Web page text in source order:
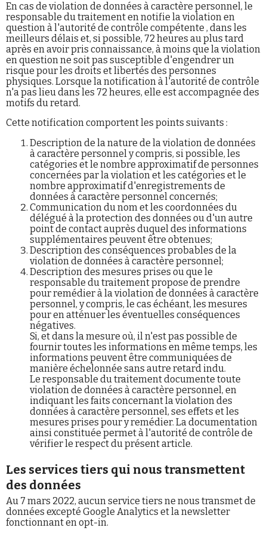
En cas de violation de données à caractère personnel, le
responsable du traitement en notifie la violation en
question à l'autorité de contrôle compétente , dans les
meilleurs délais et, si possible, 72 heures au plus tard
après en avoir pris connaissance, à moins que la violation
en question ne soit pas susceptible d'engendrer un
risque pour les droits et libertés des personnes
physiques. Lorsque la notification à l'autorité de contrôle
n'a pas lieu dans les 72 heures, elle est accompagnée des
motifs du retard.
Cette notification comportent les points suivants :
Description de la nature de la violation de données
à caractère personnel y compris, si possible, les
catégories et le nombre approximatif de personnes
concernées par la violation et les catégories et le
nombre approximatif d'enregistrements de
données à caractère personnel concernés;
Communication du nom et les coordonnées du
délégué à la protection des données ou d'un autre
point de contact auprès duquel des informations
supplémentaires peuvent être obtenues;
Description des conséquences probables de la
violation de données à caractère personnel;
Description des mesures prises ou que le
responsable du traitement propose de prendre
pour remédier à la violation de données à caractère
personnel, y compris, le cas échéant, les mesures
pour en atténuer les éventuelles conséquences
négatives.
Si, et dans la mesure où, il n'est pas possible de
fournir toutes les informations en même temps, les
informations peuvent être communiquées de
manière échelonnée sans autre retard indu.
Le responsable du traitement documente toute
violation de données à caractère personnel, en
indiquant les faits concernant la violation des
données à caractère personnel, ses effets et les
mesures prises pour y remédier. La documentation
ainsi constituée permet à l'autorité de contrôle de
vérifier le respect du présent article.
Les services tiers qui nous transmettent
des données
Au 7 mars 2022, aucun service tiers ne nous transmet de
données excepté Google Analytics et la newsletter
fonctionnant en opt-in.